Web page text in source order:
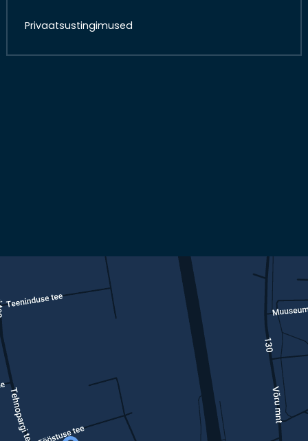
Privaatsustingimused